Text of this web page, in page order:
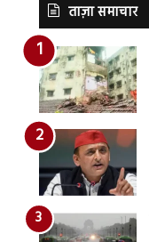
ताज़ा समाचार